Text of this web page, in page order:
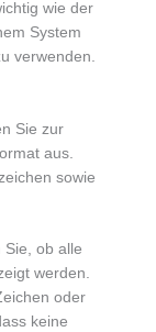
wie der
System
verwenden.
Sie zur
aus.
sowie
Sie, ob alle
werden.
oder
keine